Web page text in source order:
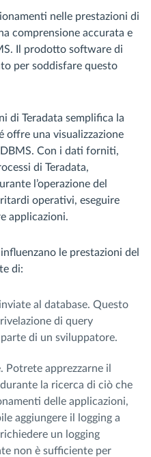
nelle prestazioni di
comprensione accurata e
Il prodotto software di
per soddisfare questo
di Teradata semplifica la
offre una visualizzazione
Con i dati forniti,
di Teradata,
l’operazione del
operativi, eseguire
applicazioni.
le prestazioni del
di:
al database. Questo
di query
di un sviluppatore.
apprezzarne il
la ricerca di ciò che
delle applicazioni,
aggiungere il logging a
un logging
non è sufficiente per